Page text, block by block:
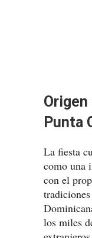
Origen
Punta
La fiesta
como una
con el
los miles